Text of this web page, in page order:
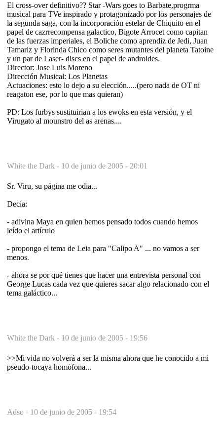
El cross-over definitivo?? Star -Wars goes to Barbate,progrma
musical para TVe inspirado y protagonizado por los personajes de
la segunda saga, con la incorporación estelar de Chiquito en el
papel de cazrrecompensa galactico, Bigote Arrocet como capitan
de las fuerzas imperiales, el Boliche como aprendiz de Jedi, Juan
Tamariz y Florinda Chico como seres mutantes del planeta Tatoine
y un par de Laser- discs en el papel de androides.
Director: Jose Luis Moreno
Dirección Musical: Los Planetas
Actuaciones: esto lo dejo a su elección.....(pero nada de OT ni
reagaton ese, por lo que mas quieran)
PD: Los furbys sustituirian a los ewoks en esta versión, y el
Virugato al mounstro del as arenas....
White the Dark - 10 de junio de 2005 - 20:01
Sr. Viru, su página me odia...
Decía:
- adivina Maya en quien hemos pensado todos cuando hemos
leído el artículo
- propongo el tema de Leia para "Calipo A" ... no vamos a ser
menos.
- ahora se por qué tienes que hacer una entrevista personal con
George Lucas cada vez que quieres sacar algo relacionado con el
tema galáctico...
White the Dark - 10 de junio de 2005 - 19:56
>>Mi vida no volverá a ser la misma ahora que he conocido a mi
pseudo-tocaya homófona...
Adso - 10 de junio de 2005 - 19:54